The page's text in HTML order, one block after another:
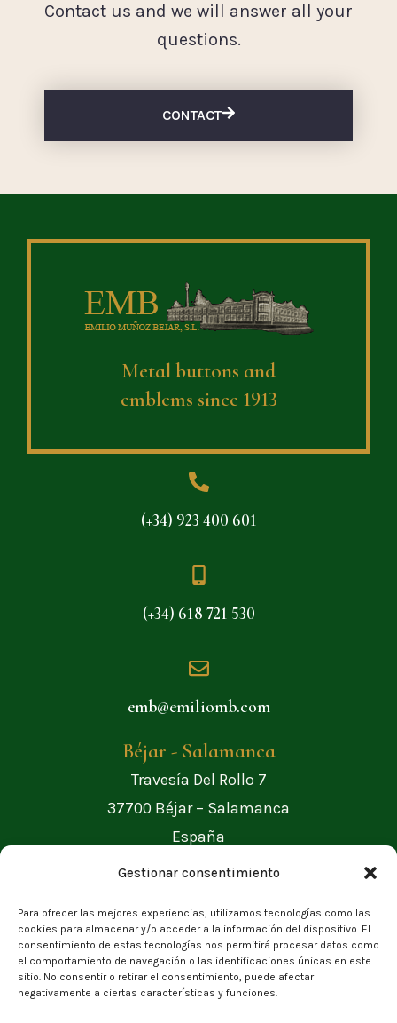
Gestionar consentimiento
Para ofrecer las mejores experiencias, utilizamos tecnologías como las
cookies para almacenar y/o acceder a la información del dispositivo. El
consentimiento de estas tecnologías nos permitirá procesar datos como
el comportamiento de navegación o las identificaciones únicas en este
sitio. No consentir o retirar el consentimiento, puede afectar
negativamente a ciertas características y funciones.
Contact us and we will answer all your
questions.
CONTACT
Metal buttons and
emblems since 1913
(+34) 923 400 601
(+34) 618 721 530
emb@emiliomb.com
Béjar - Salamanca
Travesía Del Rollo 7
37700 Béjar – Salamanca
España
©2024 – Emilio Muñoz Béjar S.L.